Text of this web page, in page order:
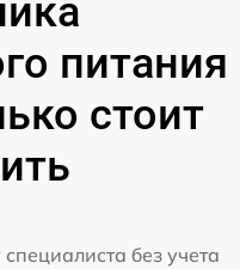
питания
стоит
без учета